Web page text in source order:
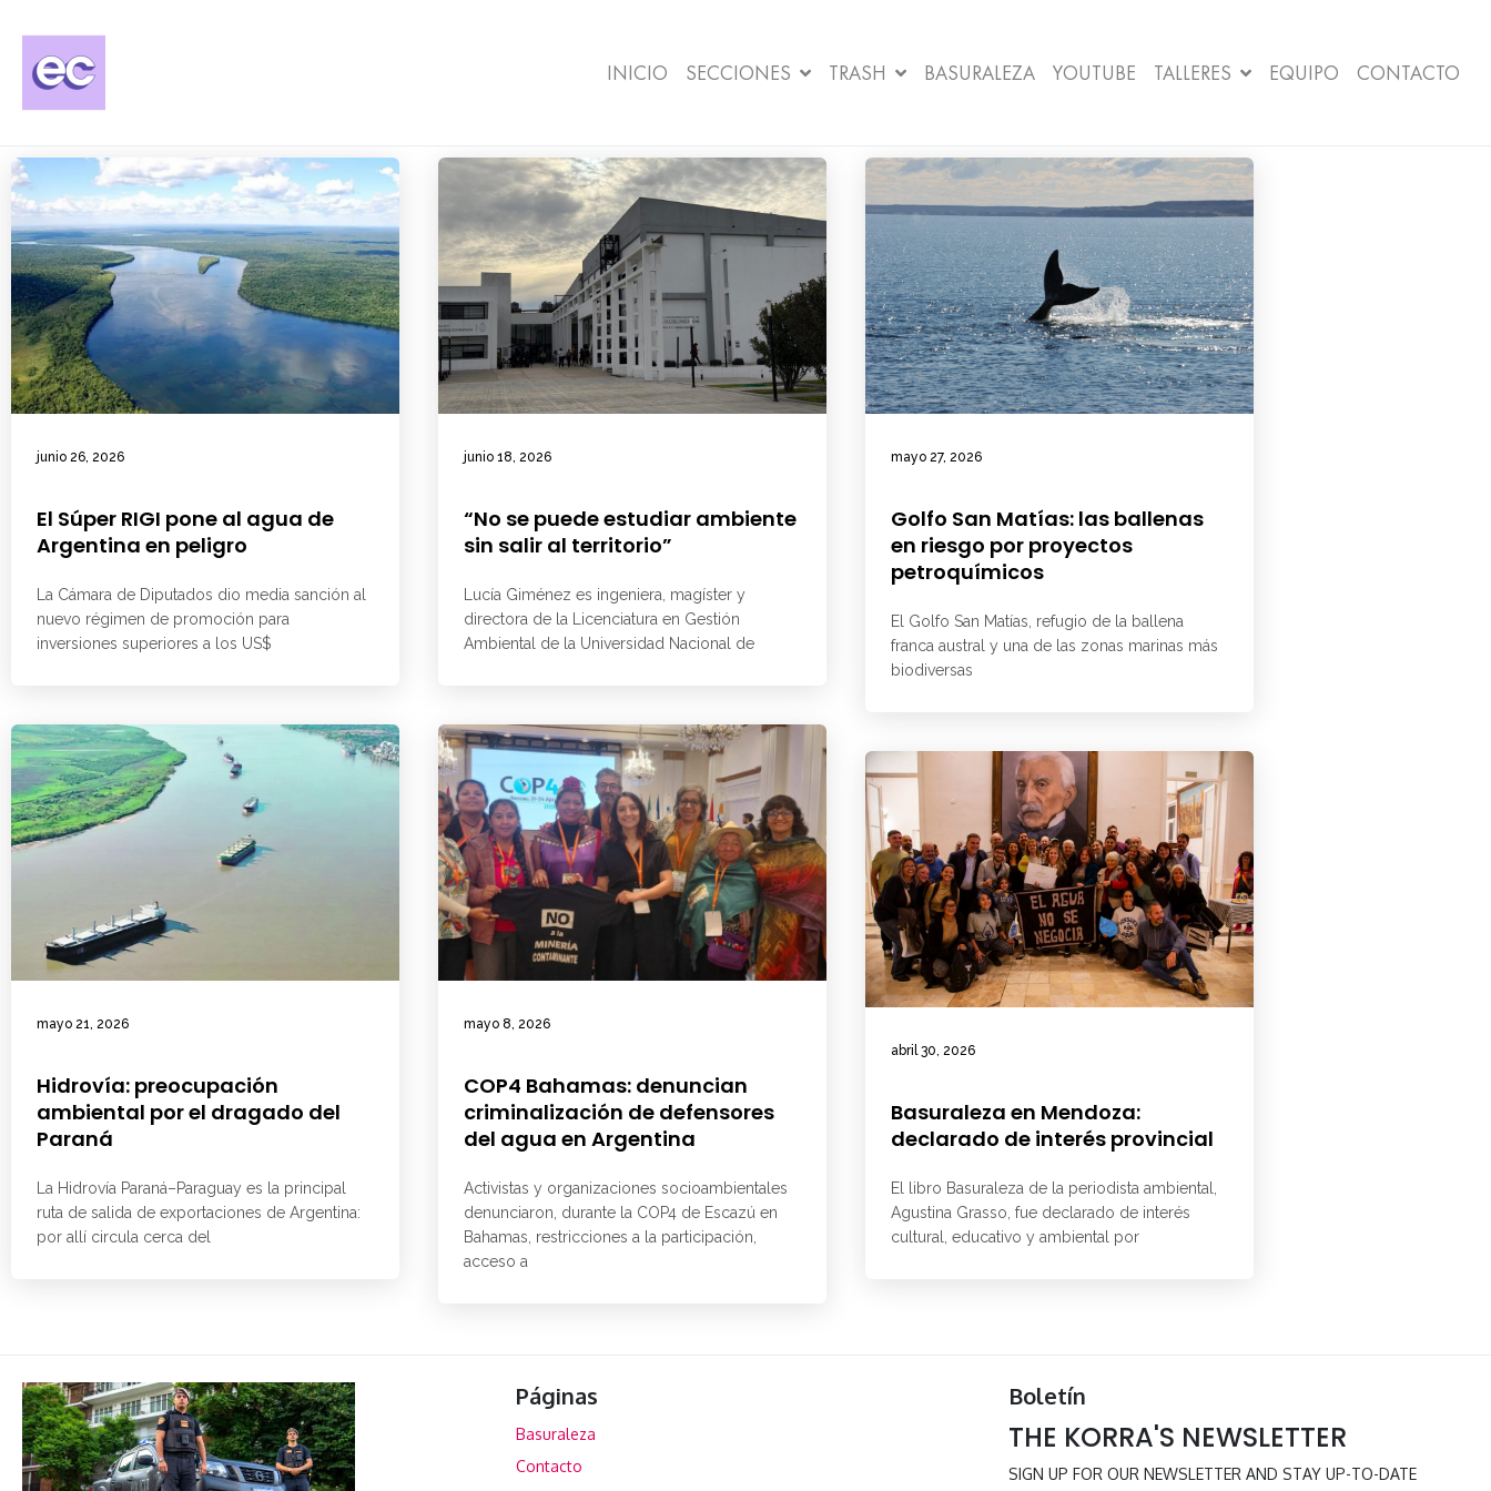
INICIO SECCIONES TRASH BASURALEZA YOUTUBE TALLERES EQUIPO CONTACTO
junio 26, 2026
El Súper RIGI pone al agua de
Argentina en peligro
La Cámara de Diputados dio media sanción al
nuevo régimen de promoción para
inversiones superiores a los US$
junio 18, 2026
“No se puede estudiar ambiente
sin salir al territorio”
Lucía Giménez es ingeniera, magíster y
directora de la Licenciatura en Gestión
Ambiental de la Universidad Nacional de
mayo 27, 2026
Golfo San Matías: las ballenas
en riesgo por proyectos
petroquímicos
El Golfo San Matías, refugio de la ballena
franca austral y una de las zonas marinas más
biodiversas
mayo 21, 2026
Hidrovía: preocupación
ambiental por el dragado del
Paraná
La Hidrovía Paraná–Paraguay es la principal
ruta de salida de exportaciones de Argentina:
por allí circula cerca del
mayo 8, 2026
COP4 Bahamas: denuncian
criminalización de defensores
del agua en Argentina
Activistas y organizaciones socioambientales
denunciaron, durante la COP4 de Escazú en
Bahamas, restricciones a la participación,
acceso a
abril 30, 2026
Basuraleza en Mendoza:
declarado de interés provincial
El libro Basuraleza de la periodista ambiental,
Agustina Grasso, fue declarado de interés
cultural, educativo y ambiental por
Páginas
Basuraleza
Contacto
Boletín
THE KORRA'S NEWSLETTER
SIGN UP FOR OUR NEWSLETTER AND STAY UP-TO-DATE